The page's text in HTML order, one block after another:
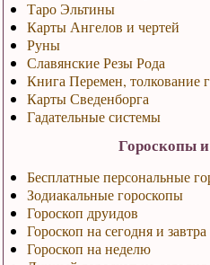
Таро Эльтины
Карты Ангелов и чертей
Руны
Славянские Резы Рода
Книга Перемен, толкование
Карты Сведенборга
Гадательные системы
Гороскопы
Бесплатные персональные
Зодиакальные гороскопы
Гороскоп друидов
Гороскоп на сегодня и завтра
Гороскоп на неделю